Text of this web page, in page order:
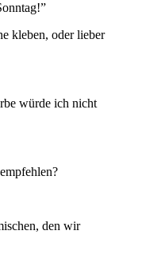
kleben, oder lieber
würde ich nicht
den wir